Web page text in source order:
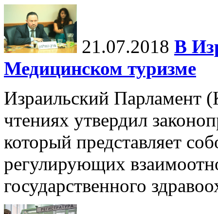
21.07.2018 В
Медицинском туризме
Израильский Парламент
чтениях утвердил
который представляет
регулирующих
государственного